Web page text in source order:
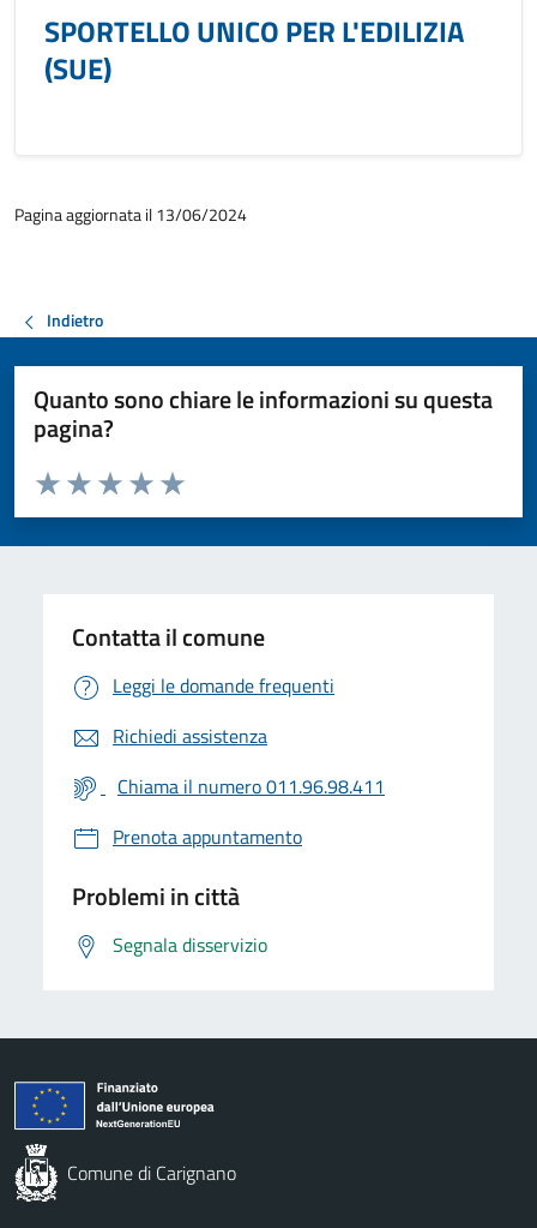
SPORTELLO UNICO PER L'EDILIZIA
(SUE)
Pagina aggiornata il 13/06/2024
Indietro
Quanto sono chiare le informazioni su questa
pagina?
Valuta da 1 a 5 stelle la pagina
Valuta 5 stelle su 5
Valuta 4 stelle su 5
Valuta 3 stelle su 5
Valuta 2 stelle su 5
Valuta 1 stelle su 5
Contatta il comune
Leggi le domande frequenti
Richiedi assistenza
Chiama il numero 011.96.98.411
Prenota appuntamento
Problemi in città
Segnala disservizio
Comune di Carignano